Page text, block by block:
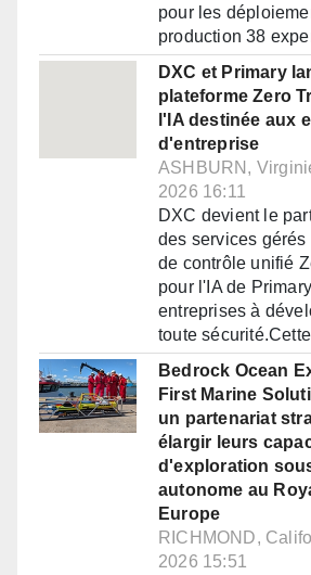
pour les
production 38
DXC et Primary
plateforme Zero
l'IA destinée aux
d'entreprise
ASHBURN,
2026 16:11
DXC devient le
des services
de contrôle unifié
pour l'IA de
entreprises à
toute
Bedrock Ocean
First Marine
un partenariat
élargir leurs
d'exploration
autonome au
Europe
RICHMOND,
2026 15:51